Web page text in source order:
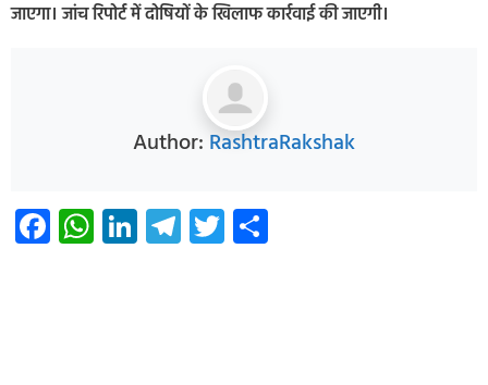
जाएगा। जांच रिपोर्ट में दोषियों के खिलाफ कार्रवाई की जाएगी।
Author: RashtraRakshak
Facebook
WhatsApp
LinkedIn
Telegram
Twitter